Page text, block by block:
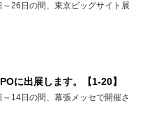
26日の間、東京ビッグサイト展
に出展します。【1-20】
14日の間、幕張メッセで開催さ